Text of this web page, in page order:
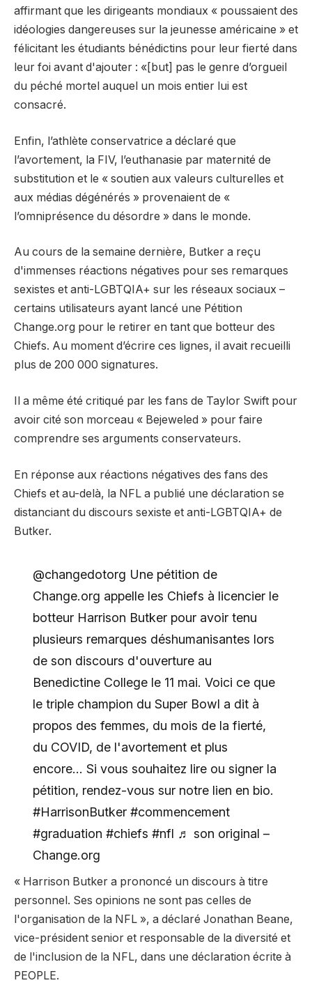
affirmant que les dirigeants mondiaux « poussaient des
idéologies dangereuses sur la jeunesse américaine » et
félicitant les étudiants bénédictins pour leur fierté dans
leur foi avant d'ajouter : «[but] pas le genre d’orgueil
du péché mortel auquel un mois entier lui est
consacré.
Enfin, l’athlète conservatrice a déclaré que
l’avortement, la FIV, l’euthanasie par maternité de
substitution et le « soutien aux valeurs culturelles et
aux médias dégénérés » provenaient de «
l’omniprésence du désordre » dans le monde.
Au cours de la semaine dernière, Butker a reçu
d'immenses réactions négatives pour ses remarques
sexistes et anti-LGBTQIA+ sur les réseaux sociaux –
certains utilisateurs ayant lancé une Pétition
Change.org pour le retirer en tant que botteur des
Chiefs. Au moment d’écrire ces lignes, il avait recueilli
plus de 200 000 signatures.
Il a même été critiqué par les fans de Taylor Swift pour
avoir cité son morceau « Bejeweled » pour faire
comprendre ses arguments conservateurs.
En réponse aux réactions négatives des fans des
Chiefs et au-delà, la NFL a publié une déclaration se
distanciant du discours sexiste et anti-LGBTQIA+ de
Butker.
@changedotorg Une pétition de
Change.org appelle les Chiefs à licencier le
botteur Harrison Butker pour avoir tenu
plusieurs remarques déshumanisantes lors
de son discours d'ouverture au
Benedictine College le 11 mai. Voici ce que
le triple champion du Super Bowl a dit à
propos des femmes, du mois de la fierté,
du COVID, de l'avortement et plus
encore… Si vous souhaitez lire ou signer la
pétition, rendez-vous sur notre lien en bio.
#HarrisonButker #commencement
#graduation #chiefs #nfl ♬ son original –
Change.org
« Harrison Butker a prononcé un discours à titre
personnel. Ses opinions ne sont pas celles de
l'organisation de la NFL », a déclaré Jonathan Beane,
vice-président senior et responsable de la diversité et
de l'inclusion de la NFL, dans une déclaration écrite à
PEOPLE.